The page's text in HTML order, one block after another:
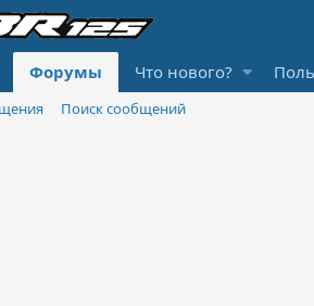
Форумы Что нового?
Поиск сообщений